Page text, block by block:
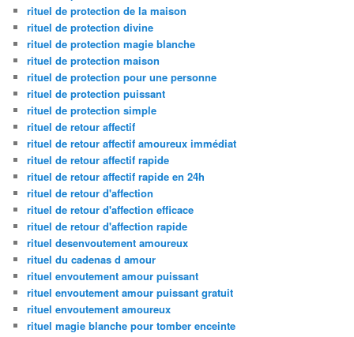
rituel de protection de la maison
rituel de protection divine
rituel de protection magie blanche
rituel de protection maison
rituel de protection pour une personne
rituel de protection puissant
rituel de protection simple
rituel de retour affectif
rituel de retour affectif amoureux immédiat
rituel de retour affectif rapide
rituel de retour affectif rapide en 24h
rituel de retour d'affection
rituel de retour d'affection efficace
rituel de retour d'affection rapide
rituel desenvoutement amoureux
rituel du cadenas d amour
rituel envoutement amour puissant
rituel envoutement amour puissant gratuit
rituel envoutement amoureux
rituel magie blanche pour tomber enceinte